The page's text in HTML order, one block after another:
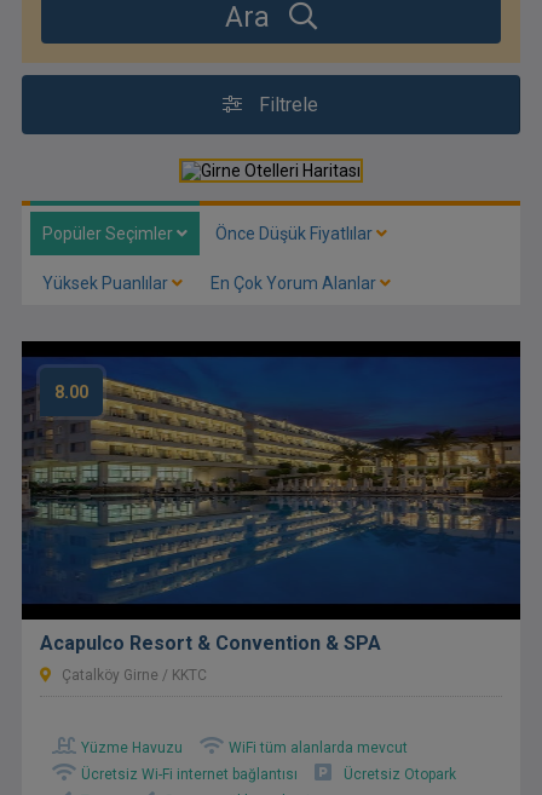
Ara
Filtrele
Popüler Seçimler Önce Düşük Fiyatlılar
Yüksek Puanlılar En Çok Yorum Alanlar
8.00
Acapulco Resort & Convention & SPA
Çatalköy Girne / KKTC
Yüzme Havuzu
WiFi tüm alanlarda mevcut
Ücretsiz Wi-Fi internet bağlantısı
Ücretsiz Otopark